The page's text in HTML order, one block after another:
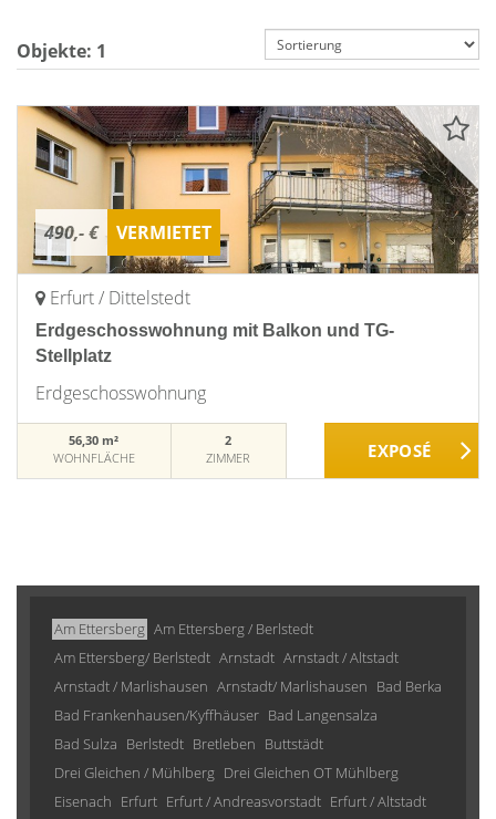
Objekte: 1
490,- € VERMIETET
Erfurt / Dittelstedt
Erdgeschosswohnung mit Balkon und TG-
Stellplatz
Erdgeschosswohnung
56,30 m²
WOHNFLÄCHE
2
ZIMMER
Am Ettersberg Am Ettersberg / Berlstedt
Am Ettersberg/ Berlstedt Arnstadt Arnstadt / Altstadt
Arnstadt / Marlishausen Arnstadt/ Marlishausen Bad Berka
Bad Frankenhausen/Kyffhäuser Bad Langensalza
Bad Sulza Berlstedt Bretleben Buttstädt
Drei Gleichen / Mühlberg Drei Gleichen OT Mühlberg
Eisenach Erfurt Erfurt / Andreasvorstadt Erfurt / Altstadt